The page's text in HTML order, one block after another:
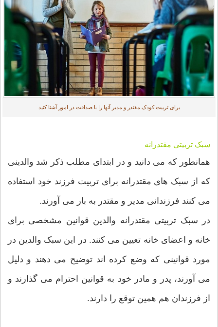
برای تربیت کودک مقتدر و مدیر آنها را با صداقت در امور آشنا کنید
سبک تربیتی مقتدرانه
همانطور که می دانید و در ابتدای مطلب ذکر شد والدینی
که از سبک های مقتدرانه برای تربیت فرزند خود استفاده
می کنند فرزندانی مدیر و مقتدر به بار می آورند.
در سبک تربیتی مقتدرانه والدین قوانین مشخصی برای
خانه و اعضای خانه تعیین می کنند. در این سبک والدین در
مورد قوانینی که وضع کرده اند توضیح می دهند و دلیل
می آورند، پدر و مادر خود به قوانین احترام می گذارند و
از فرزندان هم همین توقع را دارند.